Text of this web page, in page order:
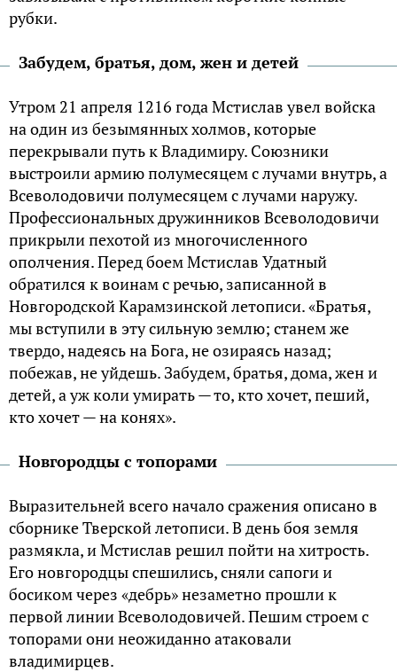
рубки.
Забудем, братья, дом, жен и детей
Утром 21 апреля 1216 года Мстислав увел войска
на один из безымянных холмов, которые
перекрывали путь к Владимиру. Союзники
выстроили армию полумесяцем с лучами внутрь, а
Всеволодовичи полумесяцем с лучами наружу.
Профессиональных дружинников Всеволодовичи
прикрыли пехотой из многочисленного
ополчения. Перед боем Мстислав Удатный
обратился к воинам с речью, записанной в
Новгородской Карамзинской летописи. «Братья,
мы вступили в эту сильную землю; станем же
твердо, надеясь на Бога, не озираясь назад;
побежав, не уйдешь. Забудем, братья, дома, жен и
детей, а уж коли умирать — то, кто хочет, пеший,
кто хочет — на конях».
Новгородцы с топорами
Выразительней всего начало сражения описано в
сборнике Тверской летописи. В день боя земля
размякла, и Мстислав решил пойти на хитрость.
Его новгородцы спешились, сняли сапоги и
босиком через «дебрь» незаметно прошли к
первой линии Всеволодовичей. Пешим строем с
топорами они неожиданно атаковали
владимирцев.